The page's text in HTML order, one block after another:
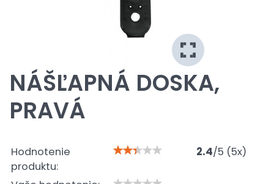
NÁŠĽAPNÁ DOSKA,
PRAVÁ
Hodnotenie
produktu:
2.4/5 (5x)